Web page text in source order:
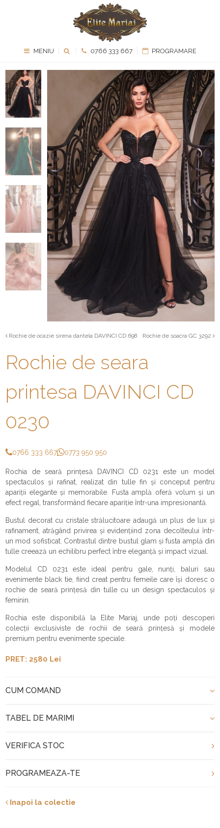
MENIU 0766 333 667 PROGRAMARE
Rochie de ocazie sirena dantela DAVINCI CD 698 Rochie de soacra GC 3292
Rochie de seara
printesa DAVINCI CD
0230
0766 333 667 0773 950 950
Rochia de seară prințesă DAVINCI CD 0231 este un model
spectaculos și rafinat, realizat din tulle fin și conceput pentru
apariții elegante și memorabile. Fusta amplă oferă volum și un
efect regal, transformând fiecare apariție într-una impresionantă.
Bustul decorat cu cristale strălucitoare adaugă un plus de lux și
rafinament, atrăgând privirea și evidențiind zona decolteului într-
un mod sofisticat. Contrastul dintre bustul glam și fusta amplă din
tulle creează un echilibru perfect între eleganță și impact vizual.
Modelul CD 0231 este ideal pentru gale, nunți, baluri sau
evenimente black tie, fiind creat pentru femeile care își doresc o
rochie de seară prințesă din tulle cu un design spectaculos și
feminin.
Rochia este disponibilă la Elite Mariaj, unde poți descoperi
colecții exclusiviste de rochii de seară prințesă și modele
premium pentru evenimente speciale.
PRET: 2580 Lei
CUM COMAND
TABEL DE MARIMI
VERIFICA STOC
PROGRAMEAZA-TE
Inapoi la colectie